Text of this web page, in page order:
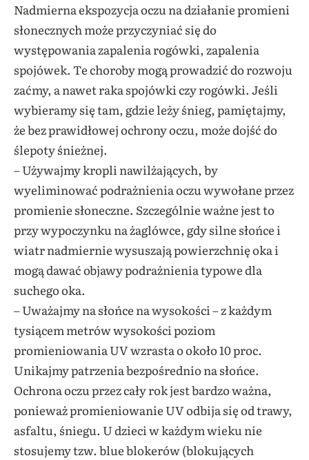
Nadmierna ekspozycja oczu na działanie promieni
słonecznych może przyczyniać się do
występowania zapalenia rogówki, zapalenia
spojówek. Te choroby mogą prowadzić do rozwoju
zaćmy, a nawet raka spojówki czy rogówki. Jeśli
wybieramy się tam, gdzie leży śnieg, pamiętajmy,
że bez prawidłowej ochrony oczu, może dojść do
ślepoty śnieżnej.
– Używajmy kropli nawilżających, by
wyeliminować podrażnienia oczu wywołane przez
promienie słoneczne. Szczególnie ważne jest to
przy wypoczynku na żaglówce, gdy silne słońce i
wiatr nadmiernie wysuszają powierzchnię oka i
mogą dawać objawy podrażnienia typowe dla
suchego oka.
– Uważajmy na słońce na wysokości – z każdym
tysiącem metrów wysokości poziom
promieniowania UV wzrasta o około 10 proc.
Unikajmy patrzenia bezpośrednio na słońce.
Ochrona oczu przez cały rok jest bardzo ważna,
ponieważ promieniowanie UV odbija się od trawy,
asfaltu, śniegu. U dzieci w każdym wieku nie
stosujemy tzw. blue blokerów (blokujących